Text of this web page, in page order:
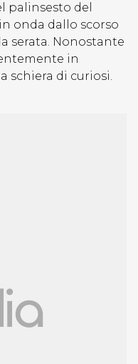
palinsesto del
onda dallo scorso
serata. Nonostante
in
schiera di curiosi.